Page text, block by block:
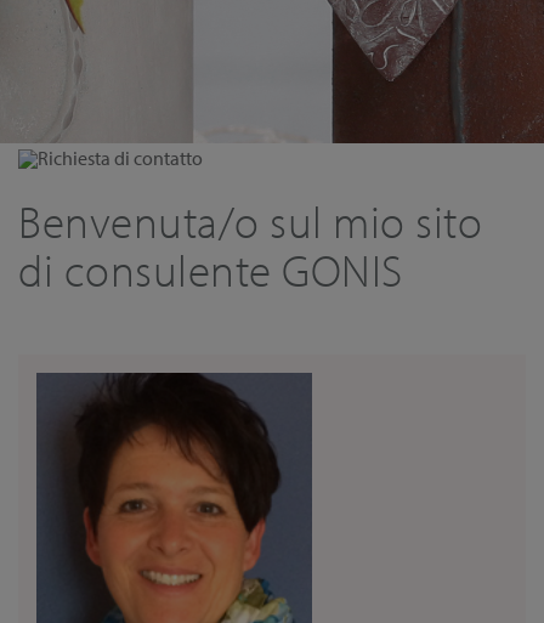
Richiesta di contatto
Benvenuta/o sul mio sito
di consulente GONIS